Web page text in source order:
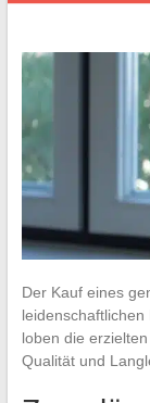
Der Kauf eines
loben die
Qualität und